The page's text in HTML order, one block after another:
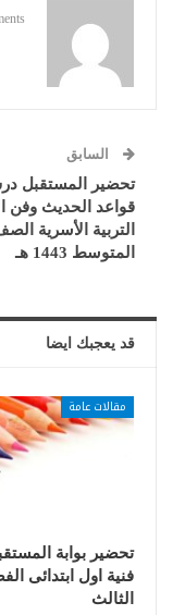
السابق
تحضير المستقبل
قواعد الحديث وفن
التربية الأسرية
المتوسط 1443 هـ
قد يعجبك ايضا
مقالات عامة
تحضير بوابة
فنية اول ابتدائى
الثالث